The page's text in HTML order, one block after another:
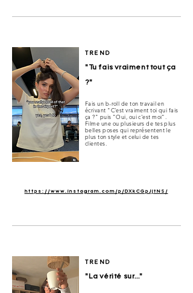
TREND
"Tu fais vraiment tout ça
?"
Fais un b-roll de ton travail en
écrivant "C'est vraiment toi qui fais
ça ?" puis "Oui, oui c'est moi".
Filme une ou plusieurs de tes plus
belles poses qui représentent le
plus ton style et celui de tes
clientes.
https://www.instagram.com/p/DXkCGpJjtNS/
TREND
"La vérité sur..."